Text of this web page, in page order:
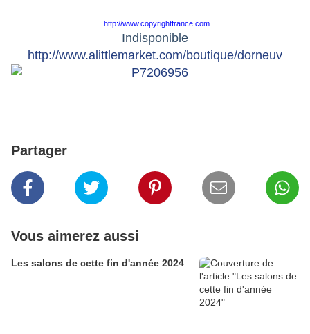
http://www.copyrightfrance.com
Indisponible
http://www.alittlemarket.com/boutique/dorneuv
Partager
Vous aimerez aussi
Les salons de cette fin d'année 2024